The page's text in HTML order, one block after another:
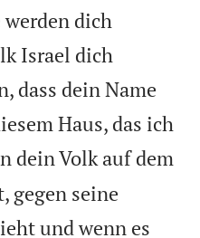
dich
Israel dich
dass dein Name
Haus, das ich
dein Volk auf dem
gegen seine
und wenn es